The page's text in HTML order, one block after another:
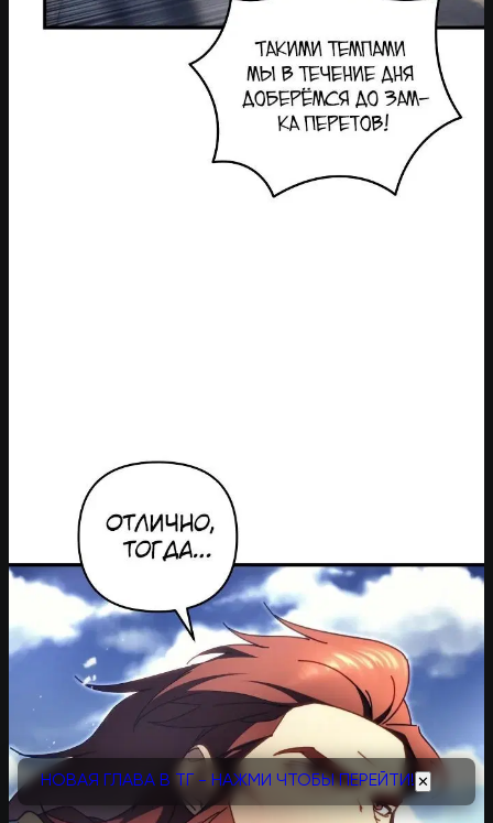
НОВАЯ ГЛАВА В ТГ - НАЖМИ ЧТОБЫ ПЕРЕЙТИ! ✕